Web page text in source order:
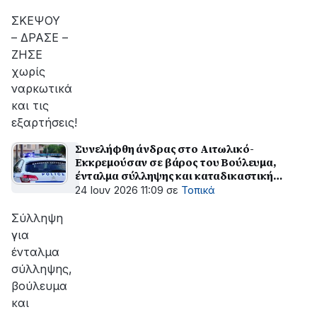
ΣΚΕΨΟΥ
– ΔΡΑΣΕ –
ΖΗΣΕ
χωρίς
ναρκωτικά
και τις
εξαρτήσεις!
Συνελήφθη άνδρας στο Αιτωλικό-
Εκκρεμούσαν σε βάρος του Βούλευμα,
ένταλμα σύλληψης και καταδικαστική
απόφαση
24 Ιουν 2026 11:09 σε Τοπικά
Σύλληψη
για
ένταλμα
σύλληψης,
βούλευμα
και